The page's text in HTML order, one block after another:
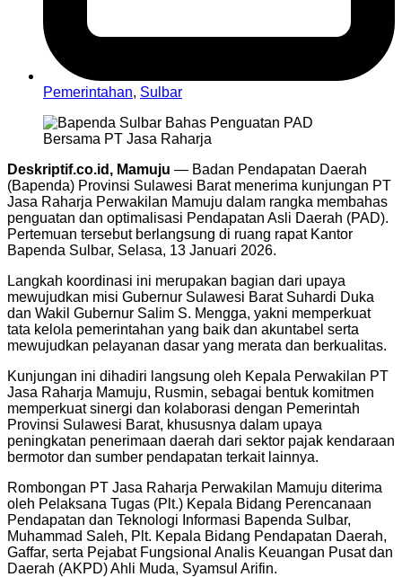
Pemerintahan, Sulbar
Deskriptif.co.id, Mamuju — Badan Pendapatan Daerah
(Bapenda) Provinsi Sulawesi Barat menerima kunjungan PT
Jasa Raharja Perwakilan Mamuju dalam rangka membahas
penguatan dan optimalisasi Pendapatan Asli Daerah (PAD).
Pertemuan tersebut berlangsung di ruang rapat Kantor
Bapenda Sulbar, Selasa, 13 Januari 2026.
Langkah koordinasi ini merupakan bagian dari upaya
mewujudkan misi Gubernur Sulawesi Barat Suhardi Duka
dan Wakil Gubernur Salim S. Mengga, yakni memperkuat
tata kelola pemerintahan yang baik dan akuntabel serta
mewujudkan pelayanan dasar yang merata dan berkualitas.
Kunjungan ini dihadiri langsung oleh Kepala Perwakilan PT
Jasa Raharja Mamuju, Rusmin, sebagai bentuk komitmen
memperkuat sinergi dan kolaborasi dengan Pemerintah
Provinsi Sulawesi Barat, khususnya dalam upaya
peningkatan penerimaan daerah dari sektor pajak kendaraan
bermotor dan sumber pendapatan terkait lainnya.
Rombongan PT Jasa Raharja Perwakilan Mamuju diterima
oleh Pelaksana Tugas (Plt.) Kepala Bidang Perencanaan
Pendapatan dan Teknologi Informasi Bapenda Sulbar,
Muhammad Saleh, Plt. Kepala Bidang Pendapatan Daerah,
Gaffar, serta Pejabat Fungsional Analis Keuangan Pusat dan
Daerah (AKPD) Ahli Muda, Syamsul Arifin.